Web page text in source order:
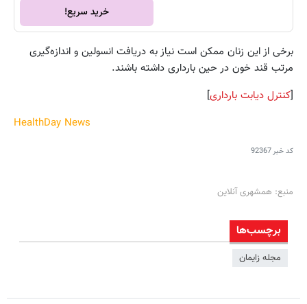
خرید سریع!
برخی از این زنان ممکن است نیاز به دریافت انسولین و اندازه‌گیری
مرتب قند خون در حین بارداری داشته باشند.
[کنترل دیابت بارداری]
HealthDay News
کد خبر92367
منبع: همشهری آنلاین
برچسب‌ها
مجله زایمان